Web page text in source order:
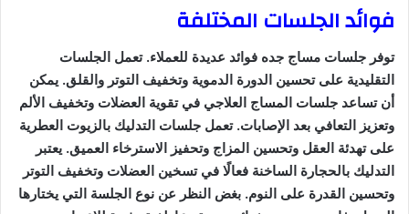
فوائد الجلسات المختلفة
توفر جلسات مساج جده فوائد عديدة للعملاء. تعمل الجلسات
التقليدية على تحسين الدورة الدموية وتخفيف التوتر والقلق. يمكن
أن تساعد جلسات المساج العلاجي في تقوية العضلات وتخفيف الألم
وتعزيز التعافي بعد الإصابات. تعمل جلسات التدليك بالزيوت العطرية
على تهدئة العقل وتحسين المزاج وتحفيز الاسترخاء العميق. يعتبر
التدليك بالحجارة الساخنة فعالًا في تسخين العضلات وتخفيف التوتر
وتحسين القدرة على النوم. بغض النظر عن نوع الجلسة التي يختارها